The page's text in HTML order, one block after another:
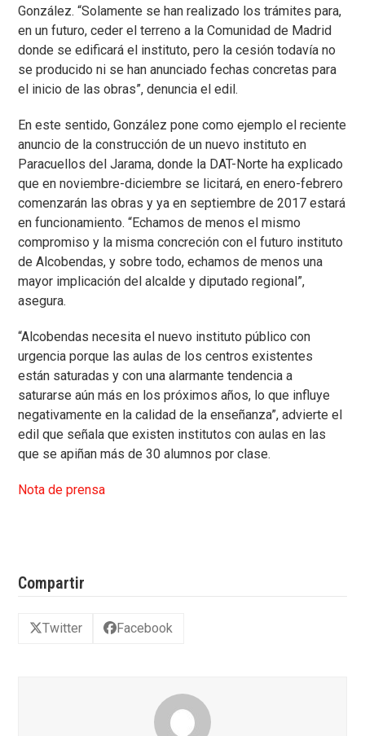
González. “Solamente se han realizado los trámites para,
en un futuro, ceder el terreno a la Comunidad de Madrid
donde se edificará el instituto, pero la cesión todavía no
se producido ni se han anunciado fechas concretas para
el inicio de las obras”, denuncia el edil.
En este sentido, González pone como ejemplo el reciente
anuncio de la construcción de un nuevo instituto en
Paracuellos del Jarama, donde la DAT-Norte ha explicado
que en noviembre-diciembre se licitará, en enero-febrero
comenzarán las obras y ya en septiembre de 2017 estará
en funcionamiento. “Echamos de menos el mismo
compromiso y la misma concreción con el futuro instituto
de Alcobendas, y sobre todo, echamos de menos una
mayor implicación del alcalde y diputado regional”,
asegura.
“Alcobendas necesita el nuevo instituto público con
urgencia porque las aulas de los centros existentes
están saturadas y con una alarmante tendencia a
saturarse aún más en los próximos años, lo que influye
negativamente en la calidad de la enseñanza”, advierte el
edil que señala que existen institutos con aulas en las
que se apiñan más de 30 alumnos por clase.
Nota de prensa
Compartir
Twitter Facebook